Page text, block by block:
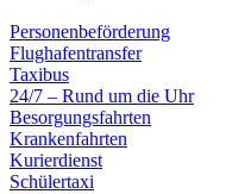
Personenbeförderung
Flughafentransfer
Taxibus
24/7 – Rund um die Uhr
Besorgungsfahrten
Krankenfahrten
Kurierdienst
Schülertaxi